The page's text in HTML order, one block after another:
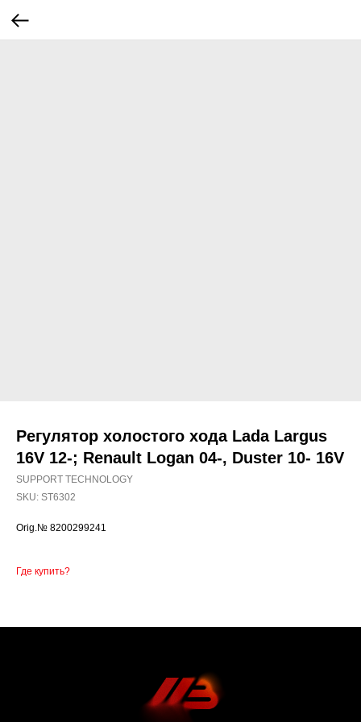
Регулятор холостого хода Lada Largus
16V 12-; Renault Logan 04-, Duster 10- 16V
SUPPORT TECHNOLOGY
SKU: ST6302
Orig.№ 8200299241
Где купить?